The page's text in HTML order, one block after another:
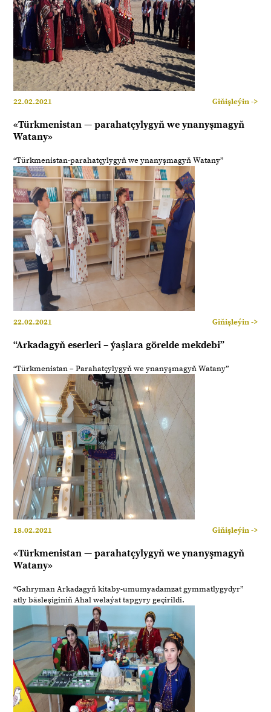
22.02.2021 Giňişleýin ->
«Türkmenistan — parahatçylygyň we ynanyşmagyň
Watany»
“Türkmenistan-parahatçylygyň we ynanyşmagyň Watany”
22.02.2021 Giňişleýin ->
“Arkadagyň eserleri – ýaşlara görelde mekdebi”
“Türkmenistan – Parahatçylygyň we ynanyşmagyň Watany”
18.02.2021 Giňişleýin ->
«Türkmenistan — parahatçylygyň we ynanyşmagyň
Watany»
“Gahryman Arkadagyň kitaby-umumyadamzat gymmatlygydyr”
atly bäsleşiginiň Ahal welaýat tapgyry geçirildi.